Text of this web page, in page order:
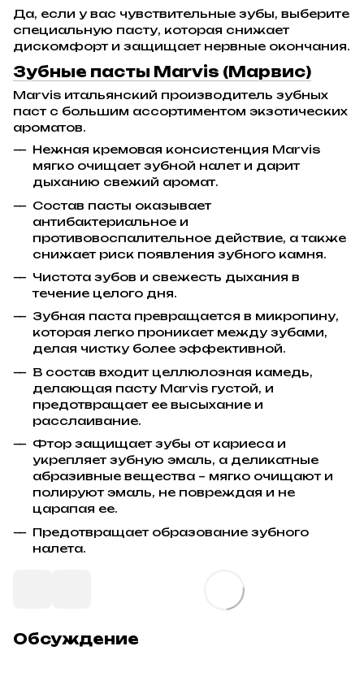
Да, если у вас чувствительные зубы, выберите
специальную пасту, которая снижает
дискомфорт и защищает нервные окончания.
Зубные пасты Marvis (Марвис)
Marvis итальянский производитель зубных
паст с большим ассортиментом экзотических
ароматов.
Нежная кремовая консистенция Marvis
мягко очищает зубной налет и дарит
дыханию свежий аромат.
Состав пасты оказывает
антибактериальное и
противовоспалительное действие, а также
снижает риск появления зубного камня.
Чистота зубов и свежесть дыхания в
течение целого дня.
Зубная паста превращается в микропину,
которая легко проникает между зубами,
делая чистку более эффективной.
В состав входит целлюлозная камедь,
делающая пасту Marvis густой, и
предотвращает ее высыхание и
расслаивание.
Фтор защищает зубы от кариеса и
укрепляет зубную эмаль, а деликатные
абразивные вещества – мягко очищают и
полируют эмаль, не повреждая и не
царапая ее.
Предотвращает образование зубного
налета.
Обсуждение